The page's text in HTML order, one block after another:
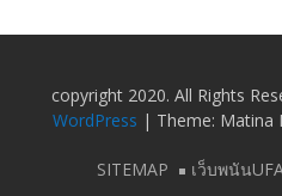
copyright 2020. All Rights
WordPress | Theme: Matina
SITEMAP เว็บพนัน